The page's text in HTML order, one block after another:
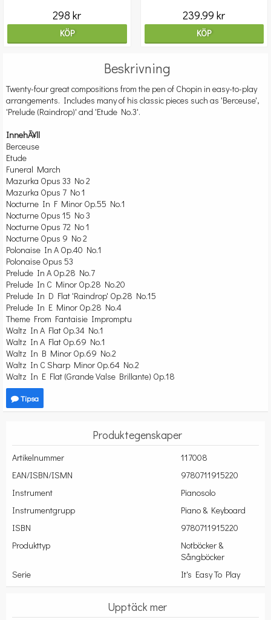
298 kr
KÖP
239.99 kr
KÖP
Beskrivning
Twenty-four great compositions from the pen of Chopin in easy-to-play
arrangements. Includes many of his classic pieces such as 'Berceuse',
'Prelude (Raindrop)' and 'Etude No.3'.
InnehÃ¥ll
Berceuse
Etude
Funeral March
Mazurka Opus 33 No 2
Mazurka Opus 7 No 1
Nocturne In F Minor Op.55 No.1
Nocturne Opus 15 No 3
Nocturne Opus 72 No 1
Nocturne Opus 9 No 2
Polonaise In A Op.40 No.1
Polonaise Opus 53
Prelude In A Op.28 No.7
Prelude In C Minor Op.28 No.20
Prelude In D Flat 'Raindrop' Op.28 No.15
Prelude In E Minor Op.28 No.4
Theme From Fantaisie Impromptu
Waltz In A Flat Op.34 No.1
Waltz In A Flat Op.69 No.1
Waltz In B Minor Op.69 No.2
Waltz In C Sharp Minor Op.64 No.2
Waltz In E Flat (Grande Valse Brillante) Op.18
Tipsa
Produktegenskaper
Artikelnummer
117008
EAN/ISBN/ISMN
9780711915220
Instrument
Pianosolo
Instrumentgrupp
Piano & Keyboard
ISBN
9780711915220
Produkttyp
Notböcker &
Sångböcker
Serie
It's Easy To Play
Upptäck mer